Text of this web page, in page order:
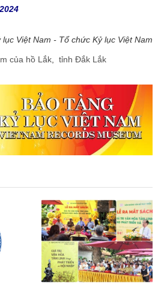
lục Việt Nam - Tổ chức Kỷ lục Việt Nam
của hồ Lắk, tỉnh Đắk Lắk